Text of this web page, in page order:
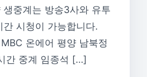
중계는 방송3사와 유투
시청이 가능합니다.
온에어 평양 남북정
간 중계 임종석 […]